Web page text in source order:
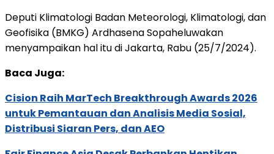
Deputi Klimatologi Badan Meteorologi, Klimatologi, dan
Geofisika (BMKG) Ardhasena Sopaheluwakan
menyampaikan hal itu di Jakarta, Rabu (25/7/2024).
Baca Juga:
Cision Raih MarTech Breakthrough Awards 2026
untuk Pemantauan dan Analisis Media Sosial,
Distribusi Siaran Pers, dan AEO